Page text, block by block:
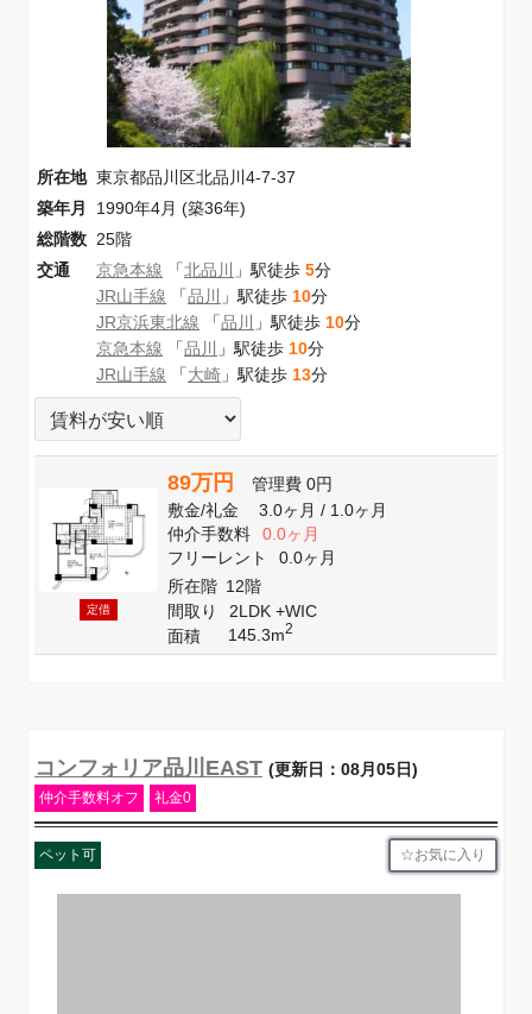
所在地 東京都品川区北品川4-7-37
築年月
1990年4月 (築36年)
総階数 25階
交通
京急本線 「北品川 」駅徒歩 5分
JR山手線 「品川 」駅徒歩 10分
JR京浜東北線 「品川 」駅徒歩 10分
京急本線 「品川 」駅徒歩 10分
JR山手線 「大崎 」駅徒歩 13分
定借
89万円 管理費 0円
敷金/礼金 3.0ヶ月/ 1.0ヶ月
仲介手数料
0.0ヶ月
フリーレント
0.0ヶ月
所在階 12階
間取り
2LDK +WIC
面積
145.3m2
コンフォリア品川EAST (更新日：08月05日)
仲介手数料オフ 礼金0
ペット可 お気に入り